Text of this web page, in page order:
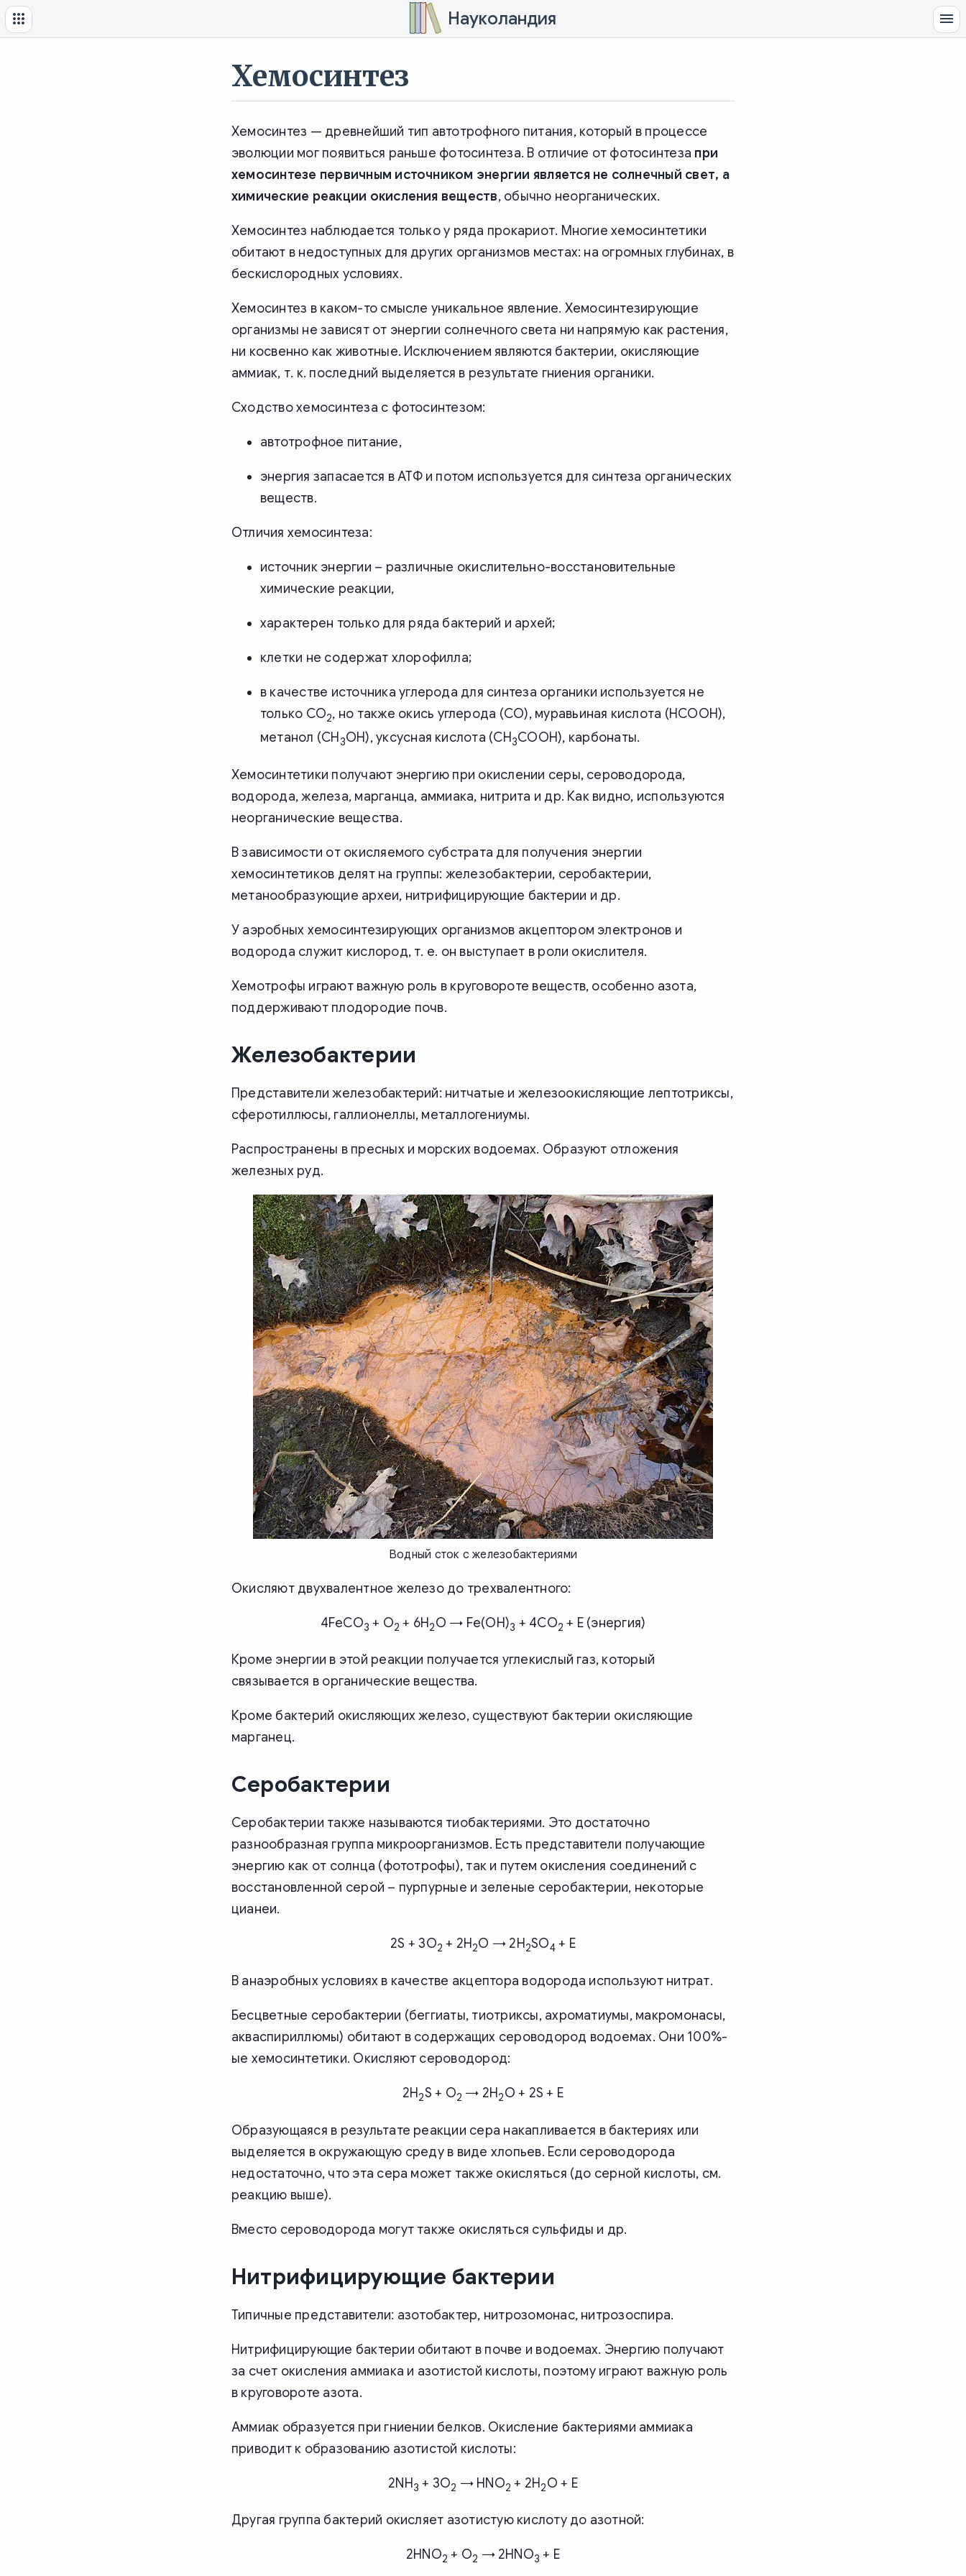
Науколандия
Хемосинтез
Хемосинтез — древнейший тип автотрофного питания, который в процессе
эволюции мог появиться раньше фотосинтеза. В отличие от фотосинтеза при
хемосинтезе первичным источником энергии является не солнечный свет, а
химические реакции окисления веществ, обычно неорганических.
Хемосинтез наблюдается только у ряда прокариот. Многие хемосинтетики
обитают в недоступных для других организмов местах: на огромных глубинах, в
бескислородных условиях.
Хемосинтез в каком-то смысле уникальное явление. Хемосинтезирующие
организмы не зависят от энергии солнечного света ни напрямую как растения,
ни косвенно как животные. Исключением являются бактерии, окисляющие
аммиак, т. к. последний выделяется в результате гниения органики.
Сходство хемосинтеза с фотосинтезом:
автотрофное питание,
энергия запасается в АТФ и потом используется для синтеза органических
веществ.
Отличия хемосинтеза:
источник энергии – различные окислительно-восстановительные
химические реакции,
характерен только для ряда бактерий и архей;
клетки не содержат хлорофилла;
в качестве источника углерода для синтеза органики используется не
только CO2, но также окись углерода (CO), муравьиная кислота (HCOOH),
метанол (CH 3OH), уксусная кислота (CH 3COOH), карбонаты.
Хемосинтетики получают энергию при окислении серы, сероводорода,
водорода, железа, марганца, аммиака, нитрита и др. Как видно, используются
неорганические вещества.
В зависимости от окисляемого субстрата для получения энергии
хемосинтетиков делят на группы: железобактерии, серобактерии,
метанообразующие археи, нитрифицирующие бактерии и др.
У аэробных хемосинтезирующих организмов акцептором электронов и
водорода служит кислород, т. е. он выступает в роли окислителя.
Хемотрофы играют важную роль в круговороте веществ, особенно азота,
поддерживают плодородие почв.
Железобактерии
Представители железобактерий: нитчатые и железоокисляющие лептотриксы,
сферотиллюсы, галлионеллы, металлогениумы.
Распространены в пресных и морских водоемах. Образуют отложения
железных руд.
Водный сток с железобактериями
Окисляют двухвалентное железо до трехвалентного:
4FeCO3 + O2 + 6H 2O → Fe(OH)3 + 4CO2 + E (энергия)
Кроме энергии в этой реакции получается углекислый газ, который
связывается в органические вещества.
Кроме бактерий окисляющих железо, существуют бактерии окисляющие
марганец.
Серобактерии
Серобактерии также называются тиобактериями. Это достаточно
разнообразная группа микроорганизмов. Есть представители получающие
энергию как от солнца (фототрофы), так и путем окисления соединений с
восстановленной серой – пурпурные и зеленые серобактерии, некоторые
цианеи.
2S + 3O2 + 2H 2O → 2H 2SO4 + E
В анаэробных условиях в качестве акцептора водорода используют нитрат.
Бесцветные серобактерии (беггиаты, тиотриксы, ахроматиумы, макромонасы,
акваспириллюмы) обитают в содержащих сероводород водоемах. Они 100%-
ые хемосинтетики. Окисляют сероводород:
2H 2S + O2 → 2H 2O + 2S + E
Образующаяся в результате реакции сера накапливается в бактериях или
выделяется в окружающую среду в виде хлопьев. Если сероводорода
недостаточно, что эта сера может также окисляться (до серной кислоты, см.
реакцию выше).
Вместо сероводорода могут также окисляться сульфиды и др.
Нитрифицирующие бактерии
Типичные представители: азотобактер, нитрозомонас, нитрозоспира.
Нитрифицирующие бактерии обитают в почве и водоемах. Энергию получают
за счет окисления аммиака и азотистой кислоты, поэтому играют важную роль
в круговороте азота.
Аммиак образуется при гниении белков. Окисление бактериями аммиака
приводит к образованию азотистой кислоты:
2NH3 + 3O2 → HNO2 + 2H2O + E
Другая группа бактерий окисляет азотистую кислоту до азотной:
2HNO2 + O2 → 2HNO3 + E